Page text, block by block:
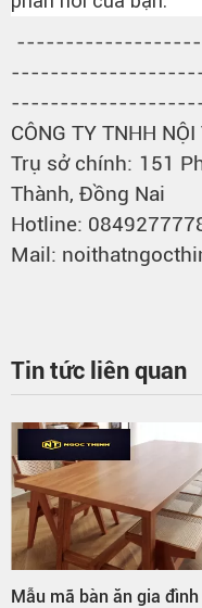
CÔNG TY TNHH
Trụ sở chính: 151
Thành, Đồng Nai
Hotline:
Mail:
Tin tức liên quan
Mẫu mã bàn ăn gia đình